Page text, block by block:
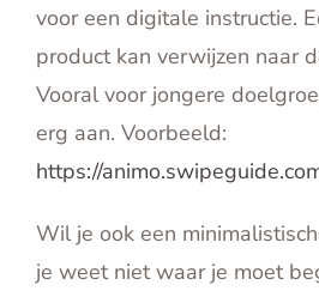
voor een digitale instructie.
product kan verwijzen naar
Vooral voor jongere
erg aan. Voorbeeld:
https://
Wil je ook een
je weet niet waar je moet